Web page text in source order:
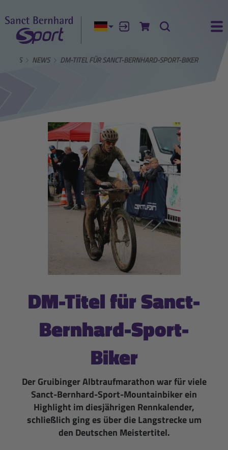
Aktuelle Sprache:
AnmeldenZum Warenkorb
Suche
UNS NEWS DM-TITEL FÜR SANCT-BERNHARD-SPORT-BIKER
DM-Titel für Sanct-
Bernhard-Sport-
Biker
Der Gruibinger Albtraufmarathon war für viele
Sanct-Bernhard-Sport-Mountainbiker ein
Highlight im diesjährigen Rennkalender,
schließlich ging es über die Langstrecke um
den Deutschen Meistertitel.